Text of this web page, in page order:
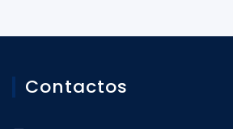
Contactos